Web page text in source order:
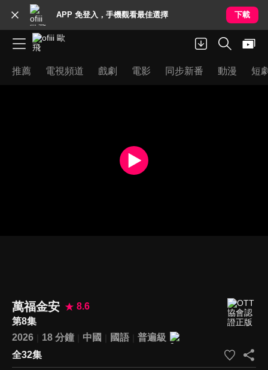
APP 免登入，手機觀看最佳選擇 下載
推薦 電視頻道 戲劇 電影 同步新番 動漫 短
萬福金安
8.6
第8集
2026
18 分鐘 中國 國語
普遍級
全32集